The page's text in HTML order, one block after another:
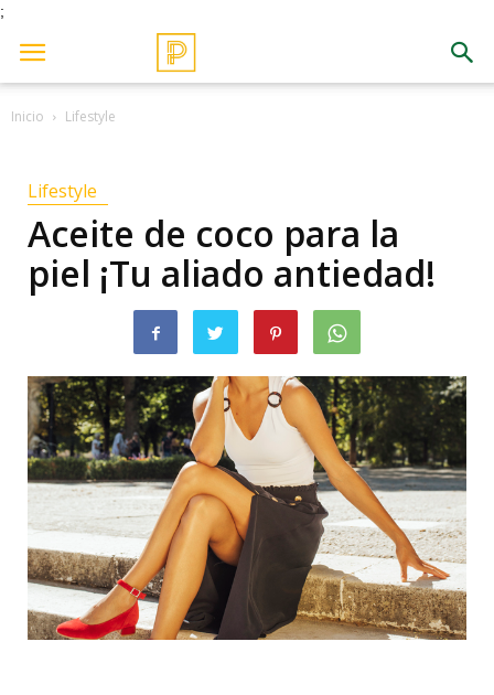
;
Inicio Lifestyle
Lifestyle
Aceite de coco para la
piel ¡Tu aliado antiedad!